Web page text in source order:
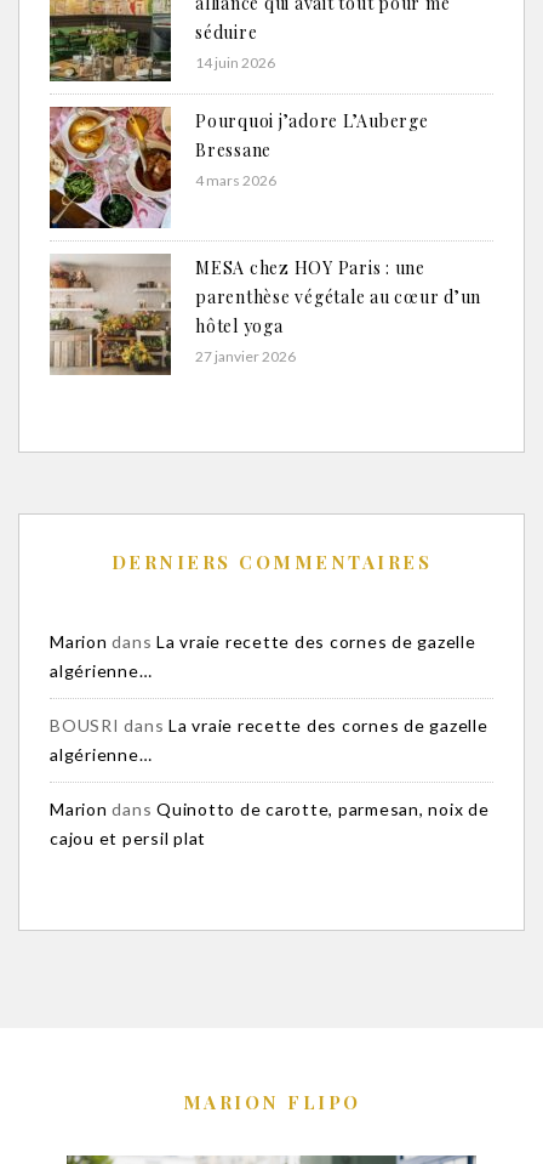
séduire
14 juin 2026
Pourquoi j’adore L’Auberge
Bressane
4 mars 2026
MESA chez HOY Paris : une
parenthèse végétale au cœur d’un
hôtel yoga
27 janvier 2026
DERNIERS COMMENTAIRES
Marion dans La vraie recette des cornes de gazelle
algérienne…
BOUSRI dans La vraie recette des cornes de gazelle
algérienne…
Marion dans Quinotto de carotte, parmesan, noix de
cajou et persil plat
MARION FLIPO